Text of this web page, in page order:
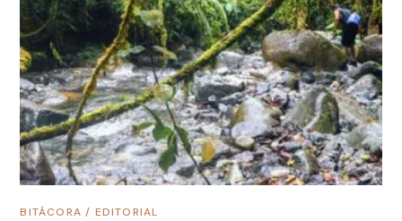
BITÁCORA / EDITORIAL